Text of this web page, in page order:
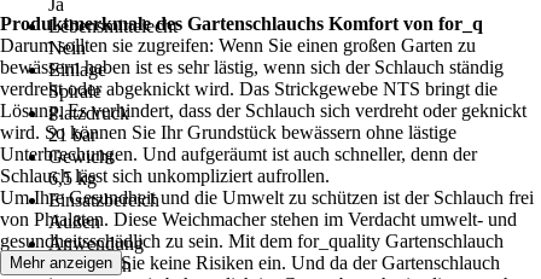
Ja
Lebensmittelecht
Nein
Einlage
Spirale
Platzdruck
21 bar
Gewicht
6,5 kg
Einsatzbereich
Außen
Anwendung
Bewässern
Produktmerkmale des Gartenschlauchs Komfort von for_q
Darum sollten sie zugreifen: Wenn Sie einen großen Garten zu
bewässern haben ist es sehr lästig, wenn sich der Schlauch ständig
verdreht oder abgeknickt wird. Das Strickgewebe NTS bringt die
Lösung. Es verhindert, dass der Schlauch sich verdreht oder geknickt
wird. So können Sie Ihr Grundstück bewässern ohne lästige
Unterbrechungen. Und aufgeräumt ist auch schneller, denn der
Schlauch lässt sich unkompliziert aufrollen.
Um Ihre Gesundheit und die Umwelt zu schützen ist der Schlauch frei
von Phtalaten. Diese Weichmacher stehen im Verdacht umwelt- und
gesundheitsschädlich zu sein. Mit dem for_quality Gartenschlauch
Komfort gehen Sie keine Risiken ein. Und da der Gartenschlauch
Mehr anzeigen